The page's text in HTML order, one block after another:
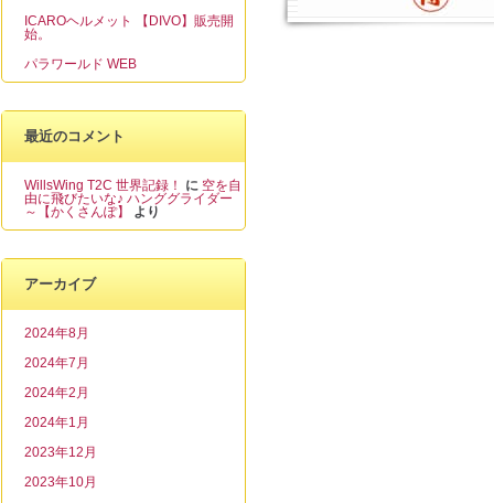
ICAROヘルメット 【DIVO】販売開
始。
パラワールド WEB
最近のコメント
WillsWing T2C 世界記録！ に 空を自
由に飛びたいな♪ ハンググライダー
～【かくさんぽ】
より
アーカイブ
2024年8月
2024年7月
2024年2月
2024年1月
2023年12月
2023年10月